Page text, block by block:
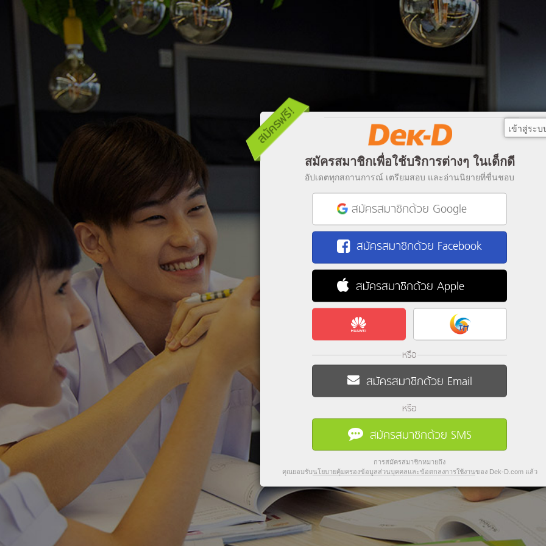
สมัครสมาชิกเพื่อใช้บริการต่างๆ ในเด็กดี
อัปเดตทุกสถานการณ์ เตรียมสอบ และอ่านนิยายที่ชื่นชอบ
สมัครสมาชิกด้วย Google
สมัครสมาชิกด้วย Facebook
สมัครสมาชิกด้วย Apple
หรือ
สมัครสมาชิกด้วย Email
หรือ
สมัครสมาชิกด้วย SMS
การสมัครสมาชิกหมายถึง
คุณยอมรับนโยบายคุ้มครองข้อมูลส่วนบุคคลและข้อตกลงการใช้งานของ Dek-D.com แล้ว
เข้าสู่ระบ